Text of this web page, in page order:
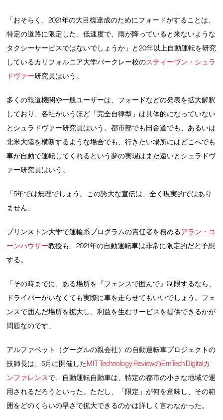
「おそらく、2021年の大目標達成のためにフォードがすることは、
特定の道路に限定した、低速度で、雨が降っていると来ないような
タクシーサービスではないでしょうか」と20年以上自動運転を研究
しているカリフォルニア大学バークレー校のスティーヴン・シュラ
ドヴァー研究員はいう。
多くの報道機関や一般ユーザーは、フォードなどの発表を拡大解釈
しており、各社がいうほど「完全自律型」は具体的になっていない
とシュラドヴァー研究員はいう。都市部でも田舎道でも、あるいは
北米大陸を横断するような場合でも、行きたい場所にはどこへでも
車が自動で運転してくれるという夢の実現はまだ遠いとシュラドヴ
ァー研究員はいう。
「5年では無理でしょう。この誇大な宣伝は、全く現実的ではあり
ません」
プリンストン大学で運輸系プログラムの責任者を務めるアラン・コ
ーンハウザー教授も、2021年の自動運転車は非常に限定的だと予想
する。
「その時までに、ある場所を『フェンスで囲んで』制限するなら、
ドライバーがいなくても実際に車を走らせてもいいでしょう。フェ
ンスで囲んだ場所を拡大し、利益を生むサービスを提供できるかが
問題なのです」
アルファベット（グーグルの親会社）の自動運転車プロジェクトの
技師長は、5月に開催したMIT Technology ReviewのEmTech Digitalカ
ンファレンスで、自動運転自動車は、特定の都市の小さな地域で運
用されるだろうといった。ただし、「限定」が何を意味し、その範
囲をどのくらいの早さで拡大できるのかは詳しく言わなかった。